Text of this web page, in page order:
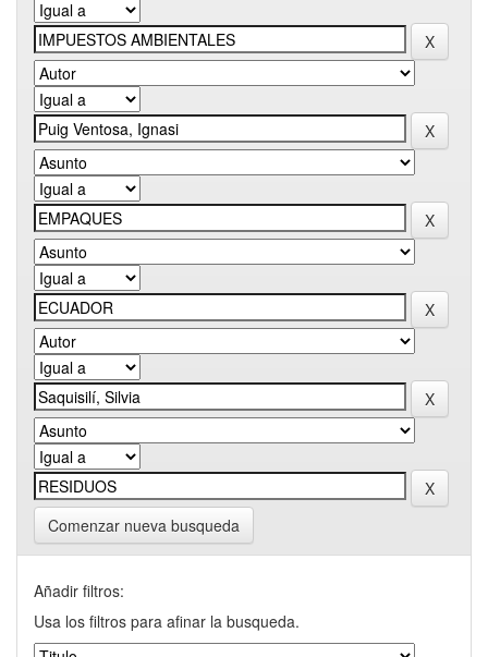
Comenzar nueva busqueda
Añadir filtros:
Usa los filtros para afinar la busqueda.